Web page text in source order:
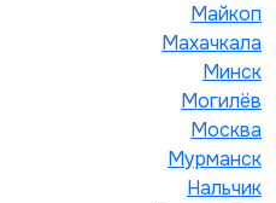
Майкоп
Махачкала
Минск
Могилёв
Москва
Мурманск
Нальчик